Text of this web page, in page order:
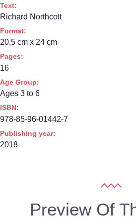
Text:
Richard Northcott
Format:
20,5 cm x 24 cm
Pages:
16
Age Group:
Ages 3 to 6
ISBN:
978-85-96-01442-7
Publishing year:
2018
Preview Of